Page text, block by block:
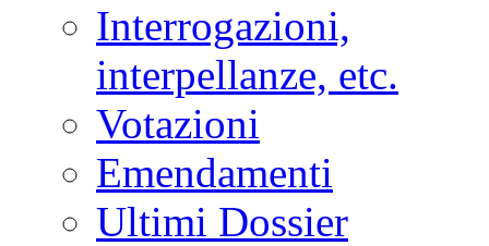
Interrogazioni,
interpellanze, etc.
Votazioni
Emendamenti
Ultimi Dossier